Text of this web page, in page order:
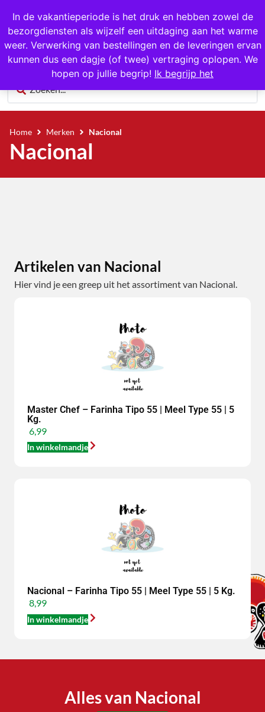
In de vakantieperiode is het druk en hebben zowel de
bezorgdiensten als wijzelf een uitdaging aan het warme
weer. Verwerking van bestellingen en de leveringen ervan
kunnen dus een dagje (of twee) vertraging oplopen. We
hopen op jullie begrip! Ik begrijp het
1000+ producten op voorraad
0
Home Merken Nacional
Nacional
Artikelen van Nacional
Hier vind je een greep uit het assortiment van Nacional.
Master Chef – Farinha Tipo 55 | Meel Type 55 | 5
Kg.
6,99
In winkelmandje
Nacional – Farinha Tipo 55 | Meel Type 55 | 5 Kg.
8,99
In winkelmandje
Alles van Nacional